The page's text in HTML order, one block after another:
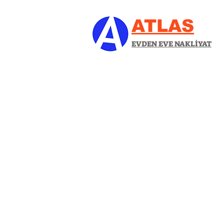
ATLAS
EVDEN EVE NAKLİYAT